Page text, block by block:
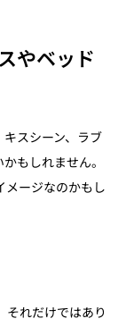
やベッド
スシーン、ラブ
もしれません。
メージなのかもし
それだけではあり